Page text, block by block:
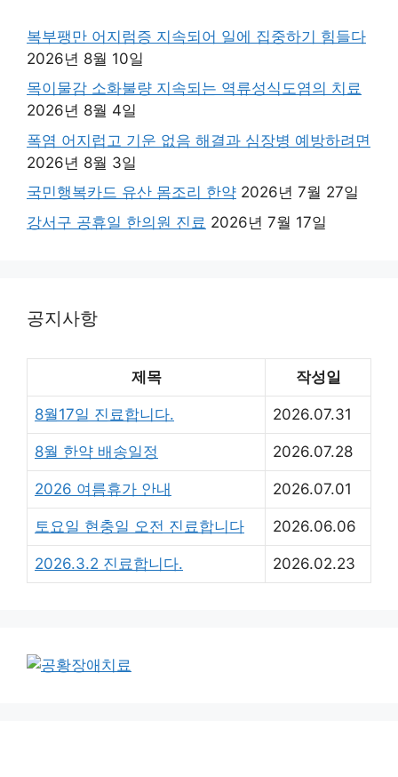
복부팽만 어지럼증 지속되어 일에 집중하기 힘들다
2026년 8월 10일
목이물감 소화불량 지속되는 역류성식도염의 치료
2026년 8월 4일
폭염 어지럽고 기운 없음 해결과 심장병 예방하려면
2026년 8월 3일
국민행복카드 유산 몸조리 한약 2026년 7월 27일
강서구 공휴일 한의원 진료 2026년 7월 17일
공지사항
제목 작성일
8월17일 진료합니다. 2026.07.31
8월 한약 배송일정 2026.07.28
2026 여름휴가 안내 2026.07.01
토요일 현충일 오전 진료합니다 2026.06.06
2026.3.2 진료합니다. 2026.02.23